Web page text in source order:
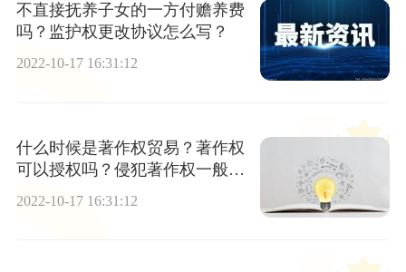
不直接抚养子女的一方付赡养费
吗？监护权更改协议怎么写？
2022-10-17 16:31:12
什么时候是著作权贸易？著作权
可以授权吗？侵犯著作权一般赔
2022-10-17 16:31:12